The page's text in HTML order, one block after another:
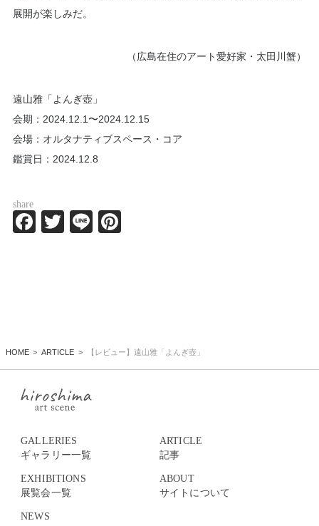
展開が楽しみだ。
（広島在住のアート愛好家・太田川蟹）
遠山雅「よんぎ壺」
会期：2024.12.1〜2024.12.15
会場： オルタナティブスペース・コア
鑑賞日：2024.12.8
share
Facebook
Twitter
Line
HOME ARTICLE 【レビュー】遠山雅「よんぎ壺」
GALLERIES
ギャラリー一覧
EXHIBITIONS
展覧会一覧
NEWS
ARTICLE
記事
ABOUT
サイトについて